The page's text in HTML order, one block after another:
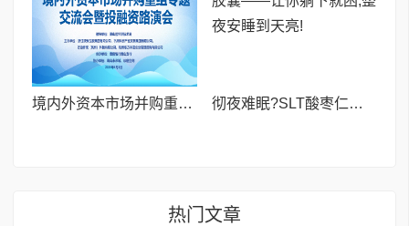
境内外资本市场并购重组专题交流会暨投融资路演会 深度解析驱动企业资本战略升级 彻夜难眠?SLT酸枣仁胶囊——让你躺下就困,整夜安睡到天亮!
热门文章